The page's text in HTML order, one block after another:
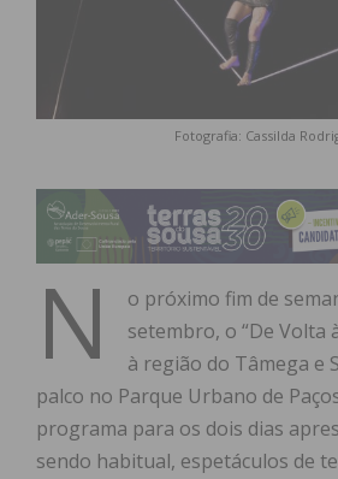
Fotografia: Cassilda
N
o próximo fim de
setembro, o “De Volta
à região do Tâmega e
palco no Parque Urbano de
programa para os dois dias
sendo habitual, espetáculos de